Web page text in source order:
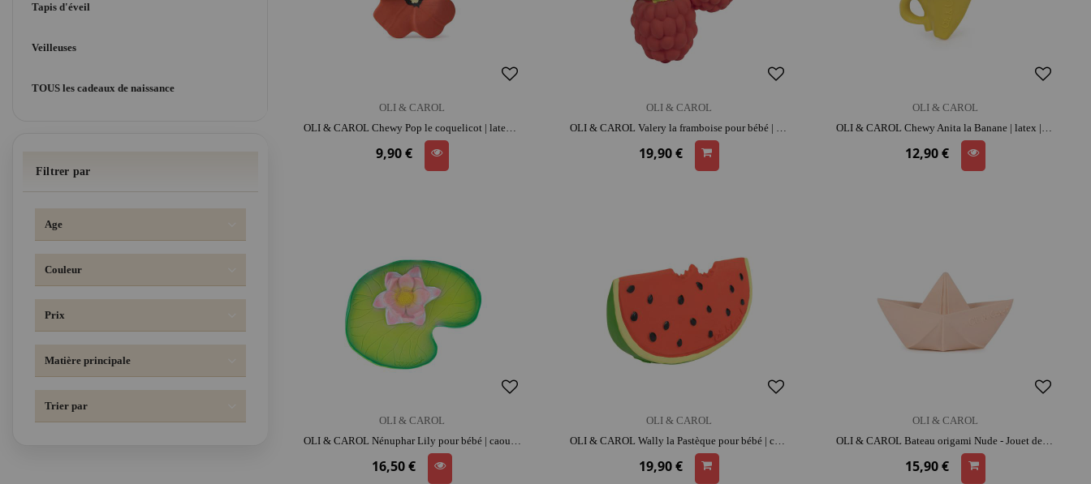
Tapis d'éveil
Veilleuses
TOUS les cadeaux de naissance
Filtrer par
Age
Couleur
Prix
Matière principale
Trier par
OLI & CAROL
OLI & CAROL Chewy Pop le coquelicot | latex | dès la naissance | dentition | moment détente et complicité
9,90 €
OLI & CAROL
OLI & CAROL Valery la framboise pour bébé | caoutchouc | dès la naissance | moment détente et complicité
19,90 €
OLI & CAROL
OLI & CAROL Chewy Anita la Banane | latex | dès la naissance | dentition | moment détente et complicité
12,90 €
OLI & CAROL
OLI & CAROL Nénuphar Lily pour bébé | caoutchouc | dès la naissance | dentition | moment détente et complicité
16,50 €
OLI & CAROL
OLI & CAROL Wally la Pastèque pour bébé | caoutchouc | dès la naissance | dentition | moment détente et complicité
19,90 €
OLI & CAROL
OLI & CAROL Bateau origami Nude - Jouet de bain | caoutchouc | moment détente et complicité
15,90 €